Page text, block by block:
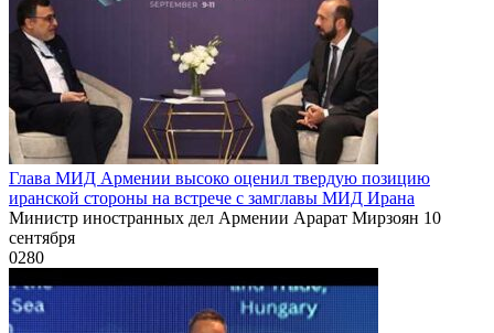
Глава МИД Армении высоко оценил твердую позицию
иранской стороны на встрече с замглавы МИД Ирана
Министр иностранных дел Армении Арарат Мирзоян 10
сентября
0280